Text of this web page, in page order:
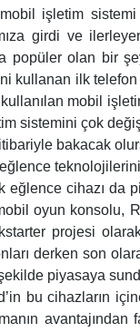
işletim sistemi
girdi ve
popüler olan bir
kullanan ilk telefon
mobil
sistemini çok
bakacak
eğlence cihazı da
oyun konsolu,
projesi
derken son
piyasaya
bu cihazların
avantajından